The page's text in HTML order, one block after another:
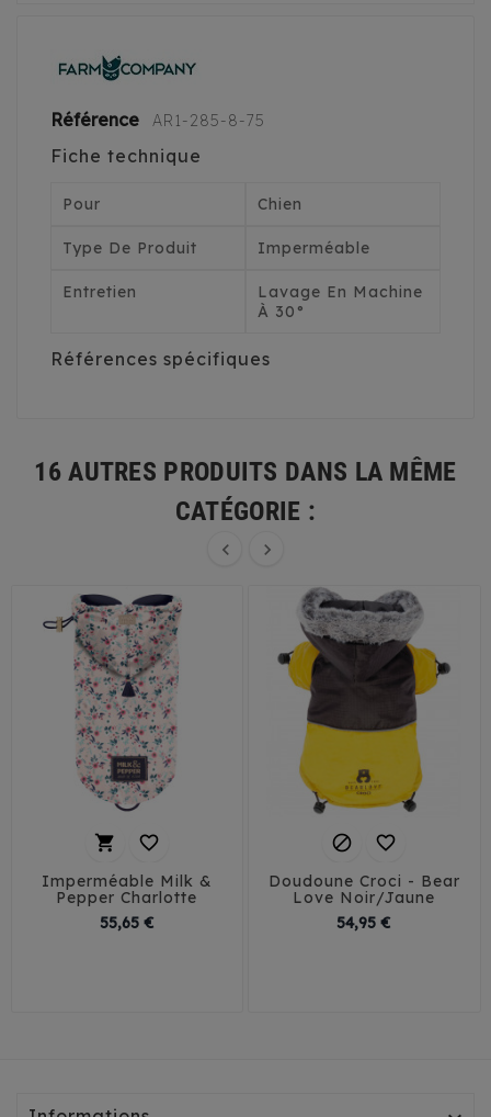
Référence AR1-285-8-75
Fiche technique
Pour Chien
Type De Produit Imperméable
Entretien
Lavage En Machine
À 30°
Références spécifiques
16 AUTRES PRODUITS DANS LA MÊME
CATÉGORIE :
 
 
Imperméable Milk &
Pepper Charlotte
55,65 €Prix
 
Doudoune Croci - Bear
Love Noir/Jaune
54,95 €